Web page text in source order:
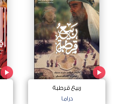
ربيع قرطبة
دراما